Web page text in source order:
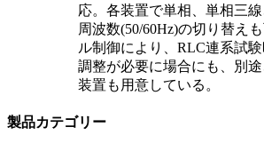
応。各装置で単相、単相三線
周波数(50/60Hz)の切り替え
ル制御により、RLC連系試
調整が必要に場合にも、別
装置も用意している。
製品カテゴリー